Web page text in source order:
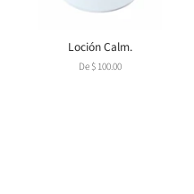
Loción Calm.
De $ 100.00